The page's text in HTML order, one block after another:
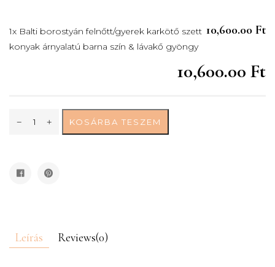
1x Balti borostyán felnőtt/gyerek karkötő szett
konyak árnyalatú barna szín & lávakő gyöngy
10,600.00 Ft
10,600.00 Ft
KOSÁRBA TESZEM
Leírás Reviews(0)